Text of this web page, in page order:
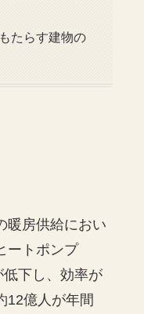
たらす建物の
暖房供給におい
ートポンプ
低下し、効率が
12億人が年間